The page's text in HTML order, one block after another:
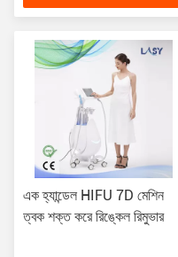
এক হ্যান্ডেল HIFU 7D মেশিন
ত্বক শক্ত করে রিঙ্কেল রিমুভার